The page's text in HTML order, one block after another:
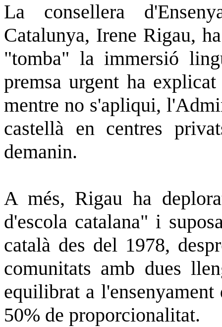
La consellera
Catalunya, Irene Rigau,
"tomba" la immersió
premsa urgent ha
mentre no s'apliqui,
castellà en centres
demanin.
A més, Rigau ha
d'escola catalana" i
català des del 1978,
comunitats amb dues
equilibrat a
50% de proporcionalitat.